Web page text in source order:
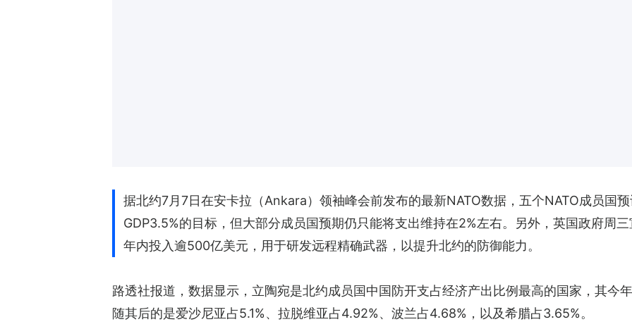
据北约7月7日在安卡拉（Ankara）领袖峰会前发布的最新NATO数据，五个NATO成员国
GDP3.5%的目标，但大部分成员国预期仍只能将支出维持在2%左右。另外，英国政府周
年内投入逾500亿美元，用于研发远程精确武器，以提升北约的防御能力。
路透社报道，数据显示，立陶宛是北约成员国中国防开支占经济产出比例最高的国家，其今
随其后的是爱沙尼亚占5.1%、拉脱维亚占4.92%、波兰占4.68%，以及希腊占3.65%。